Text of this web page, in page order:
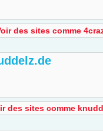
des sites comme
des sites comme